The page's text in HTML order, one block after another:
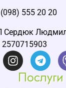
555 20 20
2570715903
Послуги